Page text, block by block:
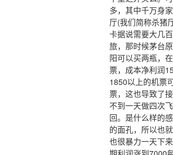
多，其中千万身
厅(我们简称杀猪
卡据说需要大几
旅，那时候茅台
阳可以买两瓶，
票，成本净利润
1850以上的机票
票，这也导致了
不到一天做四次
回。是什么样的
的面孔，所以也
也很暴力一天下